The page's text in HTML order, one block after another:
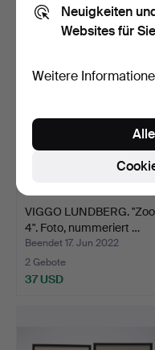
32 USD
VIGGO LUNDBERG. "Zoo
4". Foto, nummeriert …
Beendet 17. Jun 2022
2 Gebote
37 USD
Neuigkeiten
Websites für
Weitere